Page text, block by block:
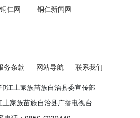
铜仁网
铜仁新闻网
务条款 网站导航 联系我们
江土家族苗族自治县委宣传部
土家族苗族自治县广播电视台